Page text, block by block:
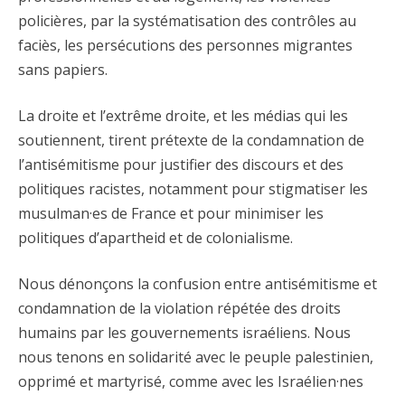
policières, par la systématisation des contrôles au
faciès, les persécutions des personnes migrantes
sans papiers.
La droite et l’extrême droite, et les médias qui les
soutiennent, tirent prétexte de la condamnation de
l’antisémitisme pour justifier des discours et des
politiques racistes, notamment pour stigmatiser les
musulman·es de France et pour minimiser les
politiques d’apartheid et de colonialisme.
Nous dénonçons la confusion entre antisémitisme et
condamnation de la violation répétée des droits
humains par les gouvernements israéliens. Nous
nous tenons en solidarité avec le peuple palestinien,
opprimé et martyrisé, comme avec les Israélien·nes